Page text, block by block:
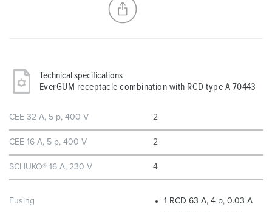
Technical specifications
EverGUM receptacle combination with RCD type A 70443
CEE 32 A, 5 p, 400 V 2
CEE 16 A, 5 p, 400 V 2
SCHUKO® 16 A, 230 V 4
Fusing
1 RCD 63 A, 4 p, 0.03 A